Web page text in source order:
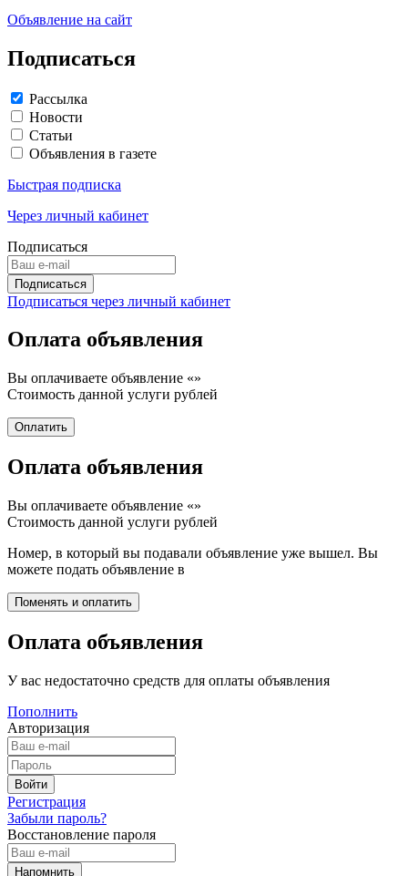
Объявление на сайт
Подписаться
Рассылка
Новости
Статьи
Объявления в газете
Быстрая подписка
Через личный кабинет
Подписаться
Подписаться через личный кабинет
Оплата объявления
Вы оплачиваете объявление «»
Стоимость данной услуги рублей
Оплата объявления
Вы оплачиваете объявление «»
Стоимость данной услуги рублей
Номер, в который вы подавали объявление уже вышел. Вы
можете подать объявление в
Оплата объявления
У вас недостаточно средств для оплаты объявления
Пополнить
Авторизация
Регистрация
Забыли пароль?
Восстановление пароля